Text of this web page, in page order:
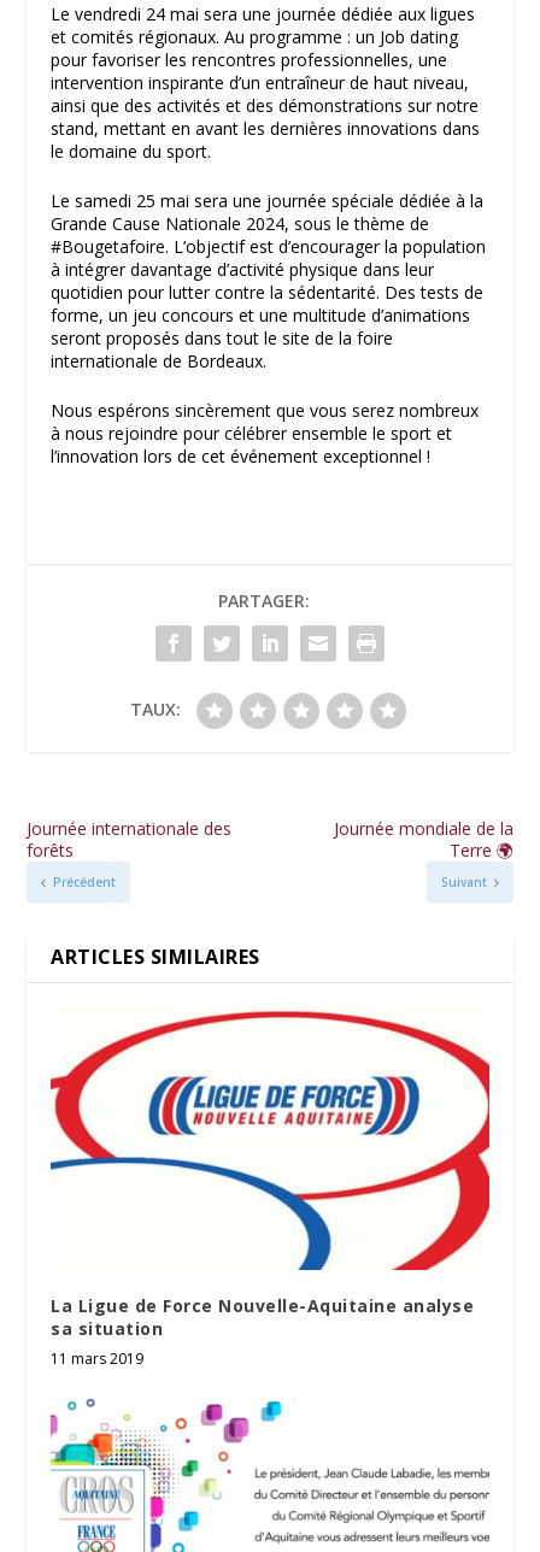
Le vendredi 24 mai sera une journée dédiée aux ligues
et comités régionaux. Au programme : un Job dating
pour favoriser les rencontres professionnelles, une
intervention inspirante d’un entraîneur de haut niveau,
ainsi que des activités et des démonstrations sur notre
stand, mettant en avant les dernières innovations dans
le domaine du sport.
Le samedi 25 mai sera une journée spéciale dédiée à la
Grande Cause Nationale 2024, sous le thème de
#Bougetafoire. L’objectif est d’encourager la population
à intégrer davantage d’activité physique dans leur
quotidien pour lutter contre la sédentarité. Des tests de
forme, un jeu concours et une multitude d’animations
seront proposés dans tout le site de la foire
internationale de Bordeaux.
Nous espérons sincèrement que vous serez nombreux
à nous rejoindre pour célébrer ensemble le sport et
l’innovation lors de cet événement exceptionnel !
PARTAGER:
TAUX:
Journée internationale des
forêts
Précédent
Journée mondiale de la
Terre 🌍
Suivant
ARTICLES SIMILAIRES
La Ligue de Force Nouvelle-Aquitaine analyse
sa situation
11 mars 2019